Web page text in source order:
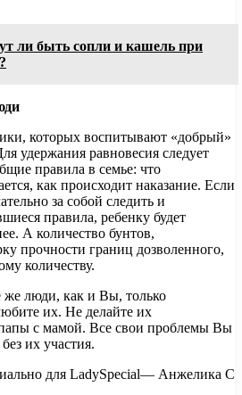
ли быть сопли и кашель при
которых воспитывают «добрый»
удержания равновесия следует
правила в семье: что
как происходит наказание. Если
за собой следить и
правила, ребенку будет
А количество бунтов,
прочности границ дозволенного,
количеству.
же люди, как и Вы, только
их. Не делайте их
с мамой. Все свои проблемы Вы
их участия.
для LadySpecial— Анжелика С